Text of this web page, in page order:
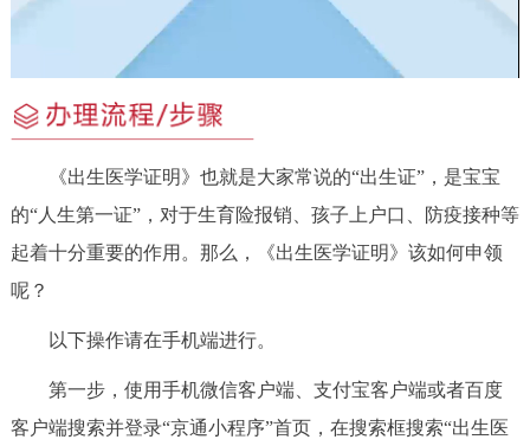
政务服务
个人服务 法人服务
便民服务 利企服务 投资项目
政民互动
12345网上接诉即办 我要咨询 我要建议
《出生医学证明》也就是大家常说的“出生证”，是宝宝
的“人生第一证”，对于生育险报销、孩子上户口、防疫接种等
起着十分重要的作用。那么，《出生医学证明》该如何申领
呢？
以下操作请在手机端进行。
第一步，使用手机微信客户端、支付宝客户端或者百度
客户端搜索并登录“京通小程序”首页，在搜索框搜索“出生医